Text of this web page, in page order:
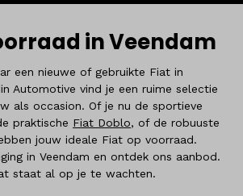
in Veendam
een nieuwe of gebruikte Fiat in
Automotive vind je een ruime selectie
als occasion. Of je nu de sportieve
praktische Fiat Doblo, of de robuuste
jouw ideale Fiat op voorraad.
in Veendam en ontdek ons aanbod.
staat al op je te wachten.